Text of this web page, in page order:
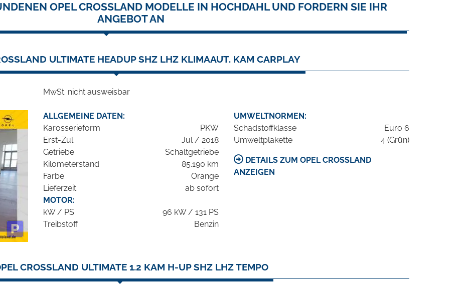
OPEL CROSSLAND MODELLE IN HOCHDAHL UND FORDERN SIE IHR
ANGEBOT AN
ULTIMATE HEADUP SHZ LHZ KLIMAAUT. KAM CARPLAY
MwSt. nicht ausweisbar
ALLGEMEINE DATEN:
Karosserieform
PKW
Erst-Zul.
Jul / 2018
Getriebe
Schaltgetriebe
Kilometerstand
85.190 km
Farbe
Orange
Lieferzeit
ab sofort
MOTOR:
kW / PS
96 kW / 131 PS
Treibstoff
Benzin
UMWELTNORMEN:
Schadstoffklasse
Euro 6
Umweltplakette
4 (Grün)
DETAILS ZUM OPEL CROSSLAND
ANZEIGEN
CROSSLAND ULTIMATE 1.2 KAM H-UP SHZ LHZ TEMPO